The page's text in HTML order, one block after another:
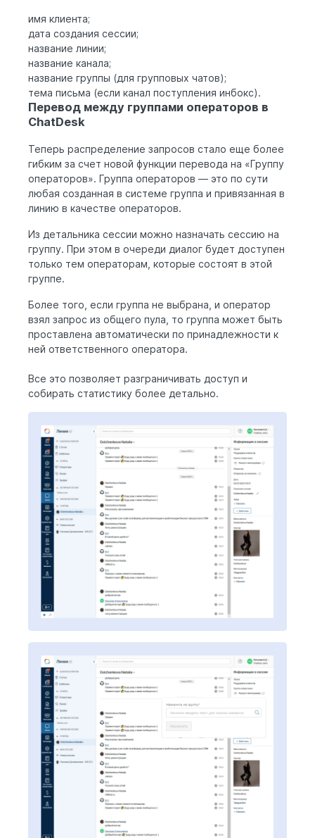
имя клиента;
дата создания сессии;
название линии;
название канала;
название группы (для групповых чатов);
тема письма (если канал поступления инбокс).
Перевод между группами операторов в
ChatDesk
Теперь распределение запросов стало еще более
гибким за счет новой функции перевода на «Группу
операторов». Группа операторов — это по сути
любая созданная в системе группа и привязанная в
линию в качестве операторов.
Из детальника сессии можно назначать сессию на
группу. При этом в очереди диалог будет доступен
только тем операторам, которые состоят в этой
группе.
Более того, если группа не выбрана, и оператор
взял запрос из общего пула, то группа может быть
проставлена автоматически по принадлежности к
ней ответственного оператора.
Все это позволяет разграничивать доступ и
собирать статистику более детально.